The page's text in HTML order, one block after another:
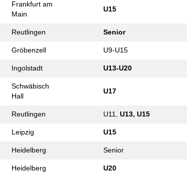
Frankfurt am
Main
U15
Reutlingen Senior
Gröbenzell U9-U15
Ingolstadt U13-U20
Schwäbisch
Hall
U17
Reutlingen U11,U13, U15
Leipzig U15
Heidelberg Senior
Heidelberg U20